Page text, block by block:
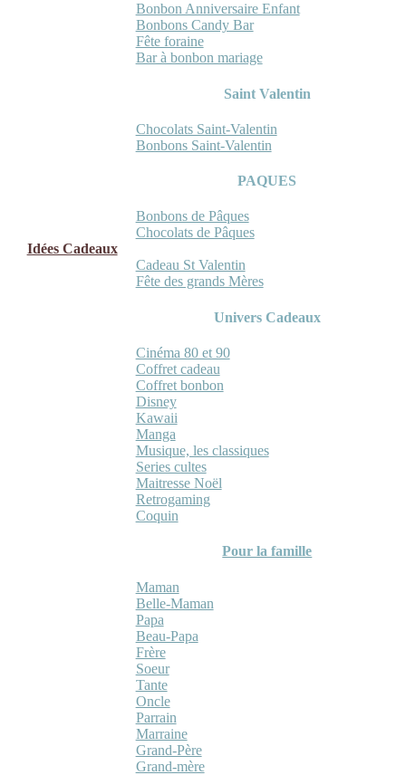
Bonbon Anniversaire Enfant
Bonbons Candy Bar
Fête foraine
Bar à bonbon mariage
Saint Valentin
Chocolats Saint-Valentin
Bonbons Saint-Valentin
PAQUES
Bonbons de Pâques
Chocolats de Pâques
Idées Cadeaux
Cadeau St Valentin
Fête des grands Mères
Univers Cadeaux
Cinéma 80 et 90
Coffret cadeau
Coffret bonbon
Disney
Kawaii
Manga
Musique, les classiques
Series cultes
Maitresse Noël
Retrogaming
Coquin
Pour la famille
Maman
Belle-Maman
Papa
Beau-Papa
Frère
Soeur
Tante
Oncle
Parrain
Marraine
Grand-Père
Grand-mère